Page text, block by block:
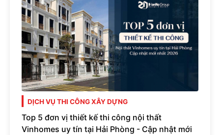
DỊCH VỤ THI CÔNG XÂY DỰNG
Top 5 đơn vị thiết kế thi công nội thất
Vinhomes uy tín tại Hải Phòng - Cập nhật mới